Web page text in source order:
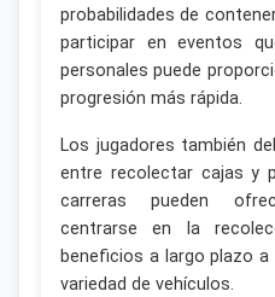
probabilidades de
participar en eventos
personales puede
progresión más rápida.
Los jugadores también
entre recolectar cajas y
carreras pueden
centrarse en la
beneficios a largo plazo
variedad de vehículos.